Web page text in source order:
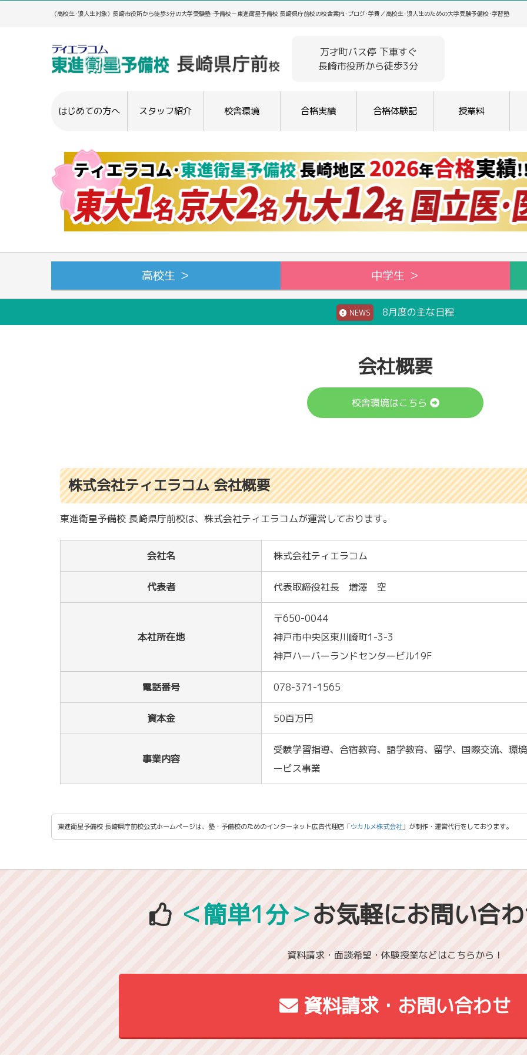
（高校生･浪人生対象）長崎市役所から徒歩3分の大学受験塾･予備校－東進衛星予備校 長崎県庁前校の校舎案内･ブログ･学費／高校生･浪人生のための大学受験予備校･学習塾
万才町バス停 下車すぐ
長崎市役所から徒歩3分
はじめての方へ スタッフ紹介 校舎環境 合格実績 合格体験記 授業料
高校生 ＞ 中学生 ＞
NEWS 8月度の主な日程
会社概要
校舎環境はこちら
株式会社ティエラコム 会社概要
東進衛星予備校 長崎県庁前校は、株式会社ティエラコムが運営しております。
会社名 株式会社ティエラコム
代表者 代表取締役社長 増澤 空
本社所在地
〒650-0044
神戸市中央区東川崎町1-3-3
神戸ハーバーランドセンタービル19F
電話番号 078-371-1565
資本金 50百万円
事業内容
受験学習指導、合宿教育、語学教育、留学、国際交流、環
ービス事業
東進衛星予備校 長崎県庁前校公式ホームページは、塾・予備校のためのインターネット広告代理店「ウカルメ株式会社 」が制作・運営代行をしております。
＜簡単1分＞お気軽にお問い合
資料請求・面談希望・体験授業などはこちらから！
資料請求・お問い合わせ